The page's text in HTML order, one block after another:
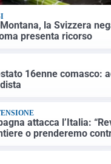
la Svizzera
presenta ricorso
16enne comasco:
attacca l’Italia:
o prenderemo